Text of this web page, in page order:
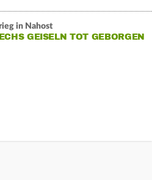
in Nahost
GEISELN TOT GEBORGEN